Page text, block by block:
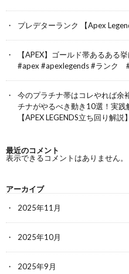
プレデターランク 【Apex
【APEX】ゴールド帯あるあ
#apex #apexlegends #ランク
今のプラチナ帯はコレやれば余
チナがやるべき動き10選！実践
【APEX LEGENDS立ち回り解説】
最近のコメント
表示できるコメントはありません。
アーカイブ
2025年11月
2025年10月
2025年9月